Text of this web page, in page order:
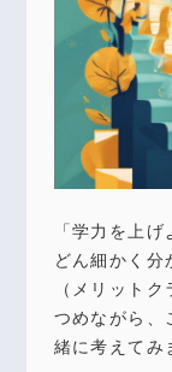
「学力を上
どん細かく分
（メリット
つめながら、
緒に考えて